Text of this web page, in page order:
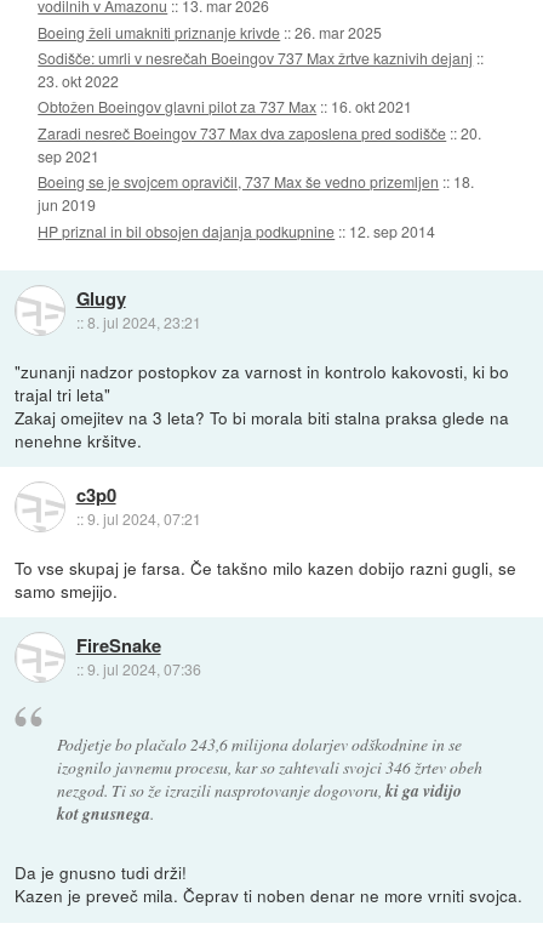
vodilnih v Amazonu :: 13. mar 2026
Boeing želi umakniti priznanje krivde ::26. mar 2025
Sodišče: umrli v nesrečah Boeingov 737 Max žrtve kaznivih dejanj ::
23. okt 2022
Obtožen Boeingov glavni pilot za 737 Max :: 16. okt 2021
Zaradi nesreč Boeingov 737 Max dva zaposlena pred sodišče ::20.
sep 2021
Boeing se je svojcem opravičil, 737 Max še vedno prizemljen :: 18.
jun 2019
HP priznal in bil obsojen dajanja podkupnine :: 12. sep 2014
Glugy
::8. jul 2024, 23:21
"zunanji nadzor postopkov za varnost in kontrolo kakovosti, ki bo
trajal tri leta"
Zakaj omejitev na 3 leta? To bi morala biti stalna praksa glede na
nenehne kršitve.
c3p0
::9. jul 2024, 07:21
To vse skupaj je farsa. Če takšno milo kazen dobijo razni gugli, se
samo smejijo.
FireSnake
::9. jul 2024, 07:36
Podjetje bo plačalo 243,6 milijona dolarjev odškodnine in se
izognilo javnemu procesu, kar so zahtevali svojci 346 žrtev obeh
nezgod. Ti so že izrazili nasprotovanje dogovoru,ki ga vidijo
kot gnusnega.
Da je gnusno tudi drži!
Kazen je preveč mila. Čeprav ti noben denar ne more vrniti svojca.